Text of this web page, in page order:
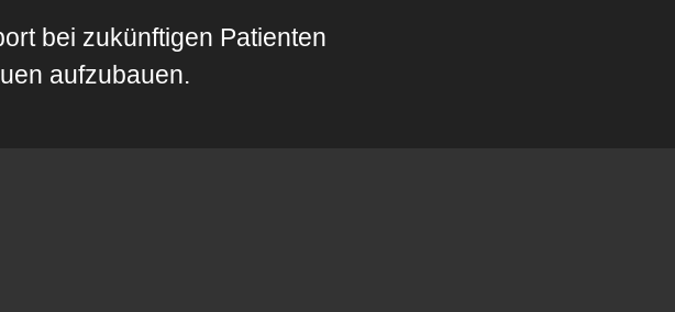
bei zukünftigen Patienten
aufzubauen.